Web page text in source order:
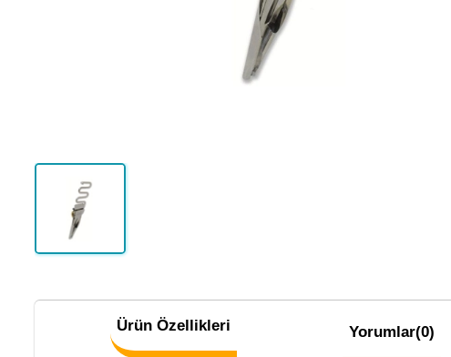
Ürün Özellikleri Yorumlar(0)